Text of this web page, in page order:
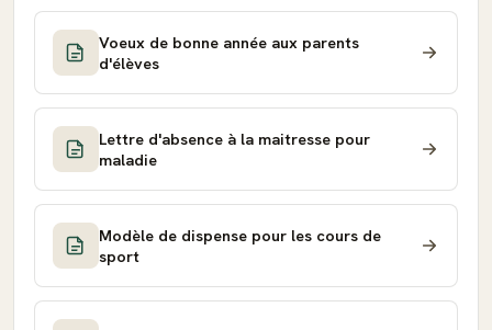
Voeux de bonne année aux parents
d'élèves
Lettre d'absence à la maitresse pour
maladie
Modèle de dispense pour les cours de
sport